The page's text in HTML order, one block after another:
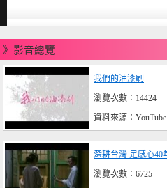
》影音總覽
我們的油漆刷
瀏覽次數：14424
資料來源：YouTube
深耕台灣 足感心40
瀏覽次數：6725